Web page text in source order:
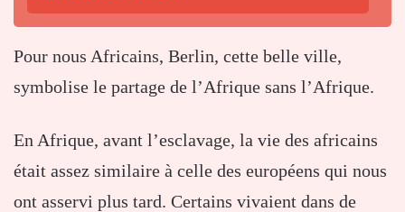
Pour nous Africains, Berlin, cette belle ville,
symbolise le partage de l’Afrique sans l’Afrique.
En Afrique, avant l’esclavage, la vie des africains
était assez similaire à celle des européens qui nous
ont asservi plus tard. Certains vivaient dans de